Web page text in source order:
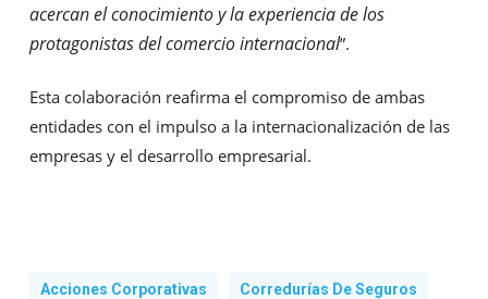
acercan el conocimiento y la experiencia de los
protagonistas del comercio internacional”.
Esta colaboración reafirma el compromiso de ambas
entidades con el impulso a la internacionalización de las
empresas y el desarrollo empresarial.
Acciones Corporativas Corredurías De Seguros